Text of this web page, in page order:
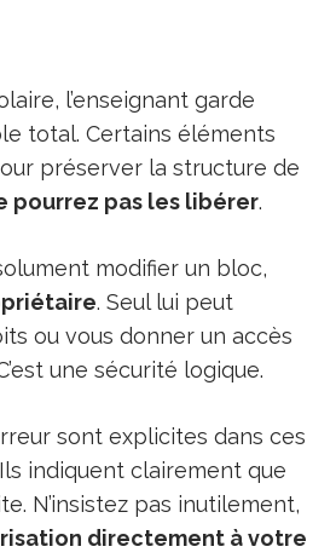
l’enseignant garde
total. Certains éléments
préserver la structure de
pourrez pas les libérer.
modifier un bloc,
. Seul lui peut
ou vous donner un accès
une sécurité logique.
sont explicites dans ces
indiquent clairement que
N’insistez pas inutilement,
directement à votre